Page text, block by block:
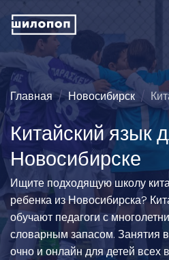
Главная Новосибирск
Китайский язык
Новосибирске
Ищите подходящую школу
ребенка из Новосибирска?
обучают педагоги с
словарным запасом. Занятия
очно и онлайн для детей всех